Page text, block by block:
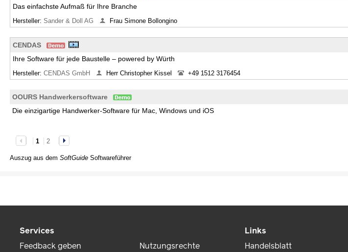
Das einfachste Aufmaß für Ihre Branche
Hersteller: Sander & Doll AG Frau Simone Bollongino
CENDAS
Ihre Software für jede Baustelle – powered by Würth
Hersteller: CENDAS GmbH Herr Christopher Kissel +49 1512 3176454
OOURS Handwerkersoftware
Die einzigartige Handwerker-Software für Mac, Windows und iOS
1
2
Auszug aus dem SoftGuide Softwareführer
Services
Feedback geben
Nutzungsrechte
Links
Handelsblatt